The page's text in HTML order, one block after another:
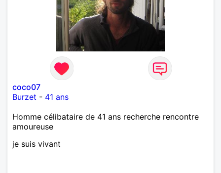
coco07
Burzet - 41 ans
Homme célibataire de 41 ans recherche rencontre
amoureuse
je suis vivant